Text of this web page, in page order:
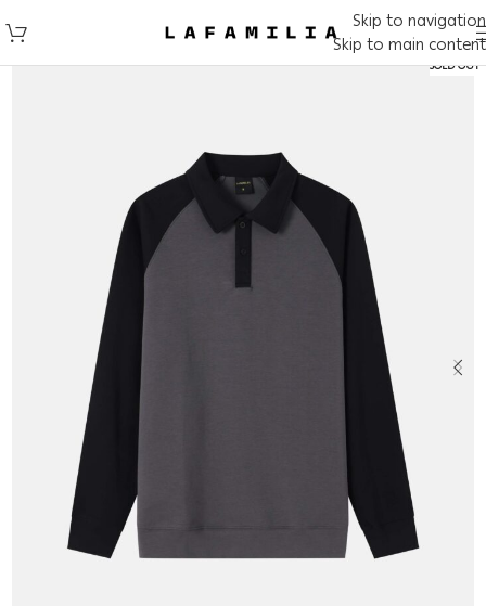
Skip to navigation
Skip to main content
SOLD OUT